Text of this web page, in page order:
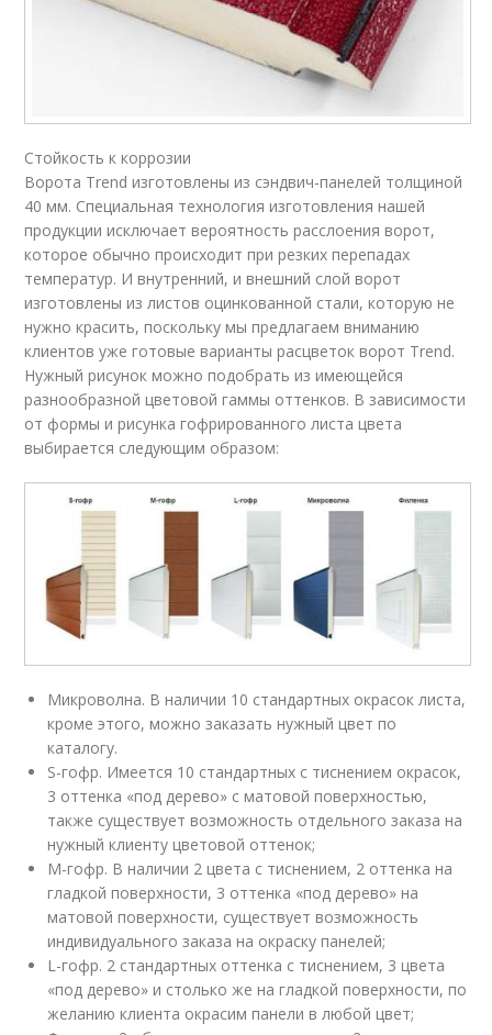
Стойкость к коррозии
Ворота Trend изготовлены из сэндвич-панелей толщиной
40 мм. Специальная технология изготовления нашей
продукции исключает вероятность расслоения ворот,
которое обычно происходит при резких перепадах
температур. И внутренний, и внешний слой ворот
изготовлены из листов оцинкованной стали, которую не
нужно красить, поскольку мы предлагаем вниманию
клиентов уже готовые варианты расцветок ворот Trend.
Нужный рисунок можно подобрать из имеющейся
разнообразной цветовой гаммы оттенков. В зависимости
от формы и рисунка гофрированного листа цвета
выбирается следующим образом:
Микроволна. В наличии 10 стандартных окрасок листа,
кроме этого, можно заказать нужный цвет по
каталогу.
S-гофр. Имеется 10 стандартных с тиснением окрасок,
3 оттенка «под дерево» с матовой поверхностью,
также существует возможность отдельного заказа на
нужный клиенту цветовой оттенок;
М-гофр. В наличии 2 цвета с тиснением, 2 оттенка на
гладкой поверхности, 3 оттенка «под дерево» на
матовой поверхности, существует возможность
индивидуального заказа на окраску панелей;
L-гофр. 2 стандартных оттенка с тиснением, 3 цвета
«под дерево» и столько же на гладкой поверхности, по
желанию клиента окрасим панели в любой цвет;